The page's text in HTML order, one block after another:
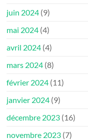
juin 2024 (9)
mai 2024 (4)
avril 2024 (4)
mars 2024 (8)
février 2024 (11)
janvier 2024 (9)
décembre 2023 (16)
novembre 2023 (7)